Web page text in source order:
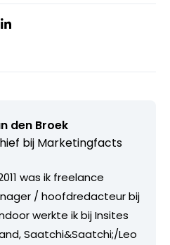
den Broek
bij Marketingfacts
was ik freelance
/ hoofdredacteur bij
werkte ik bij Insites
Saatchi&Saatchi;/Leo